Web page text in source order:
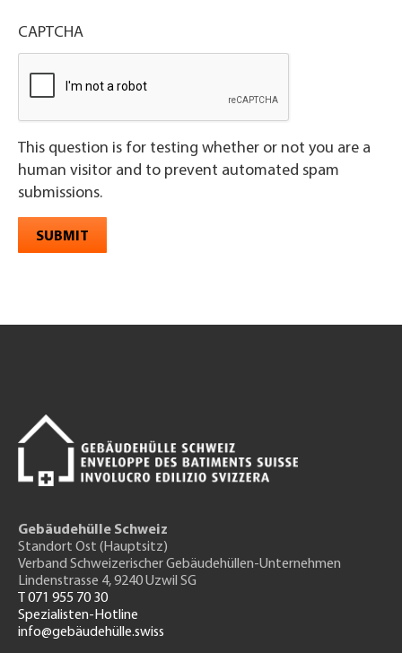
CAPTCHA
This question is for testing whether or not you are a
human visitor and to prevent automated spam
submissions.
SUBMIT
Gebäudehülle Schweiz
Standort Ost (Hauptsitz)
Verband Schweizerischer Gebäudehüllen-Unternehmen
Lindenstrasse 4, 9240 Uzwil SG
T 071 955 70 30
Spezialisten-Hotline
info@gebäudehülle.swiss